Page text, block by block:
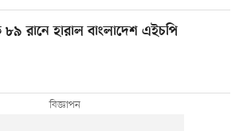
৮৯ রানে হারাল বাংলাদেশ এইচপি